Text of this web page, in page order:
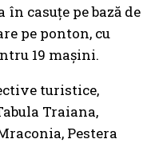
casuţe pe bază de
pe ponton, cu
19 maşini.
turistice,
Traiana,
Pestera